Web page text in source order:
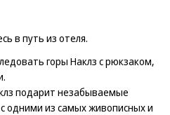
в путь из отеля.
горы Наклз с рюкзаком,
подарит незабываемые
одними из самых живописных и